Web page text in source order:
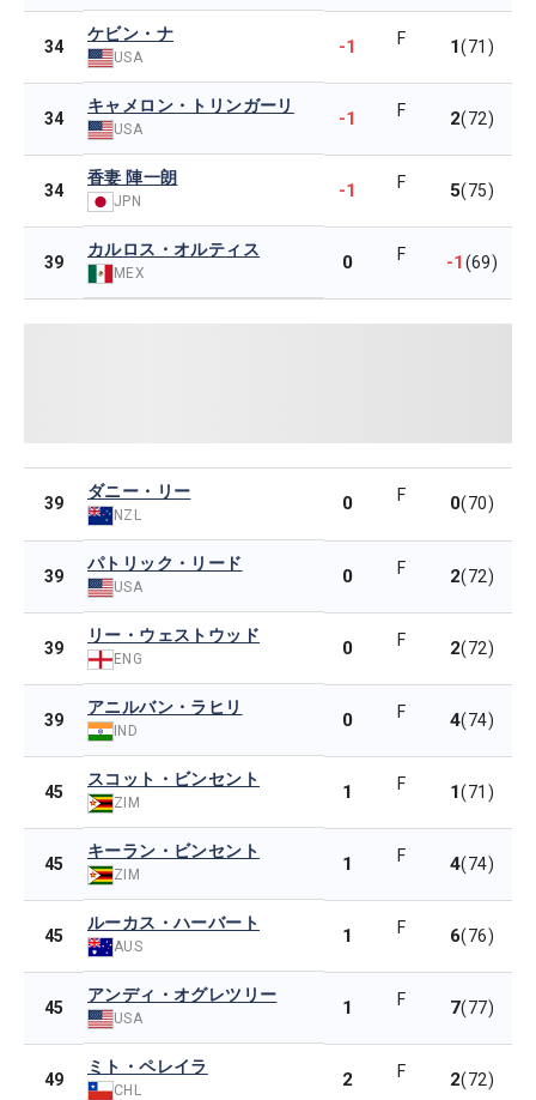
34
ケビン・ナ
USA -1 F 1(71)
34
キャメロン・トリンガーリ
USA -1 F 2(72)
34
香妻 陣一朗
JPN -1 F 5(75)
39
カルロス・オルティス
MEX 0 F -1(69)
39
ダニー・リー
NZL
0 F 0(70)
39
パトリック・リード
USA 0 F 2(72)
39
リー・ウェストウッド
ENG 0 F 2(72)
39
アニルバン・ラヒリ
IND 0 F 4(74)
45
スコット・ビンセント
ZIM 1 F 1(71)
45
キーラン・ビンセント
ZIM 1 F 4(74)
45
ルーカス・ハーバート
AUS 1 F 6(76)
45
アンディ・オグレツリー
USA 1 F 7(77)
49
ミト・ペレイラ
CHL 2 F 2(72)